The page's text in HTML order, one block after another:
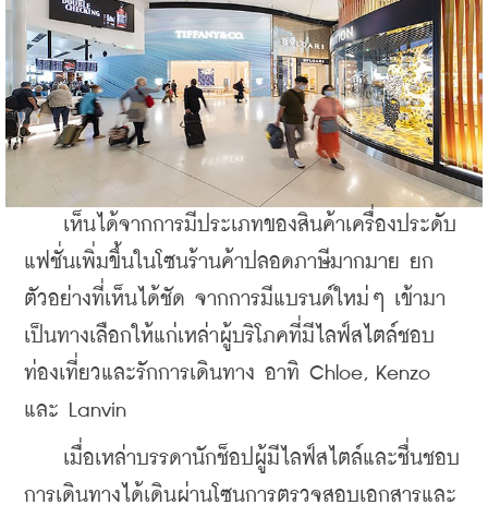
เห็นได้จากการมีประเภทของสินค้าเครื่องประดับ
แฟชั่นเพิ่มขึ้นในโซนร้านค้าปลอดภาษีมากมาย ยก
ตัวอย่างที่เห็นได้ชัด จากการมีแบรนด์ใหม่ๆ เข้ามา
เป็นทางเลือกให้แก่เหล่าผู้บริโภคที่มีไลฟ์สไตล์ชอบ
ท่องเที่ยวและรักการเดินทาง อาทิ Chloe, Kenzo
และ Lanvin
เมื่อเหล่าบรรดานักช็อปผู้มีไลฟ์สไตล์และชื่นชอบ
การเดินทางได้เดินผ่านโซนการตรวจสอบเอกสารและ